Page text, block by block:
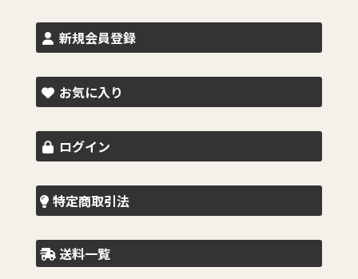
新規会員登録
お気に入り
ログイン
特定商取引法
送料一覧